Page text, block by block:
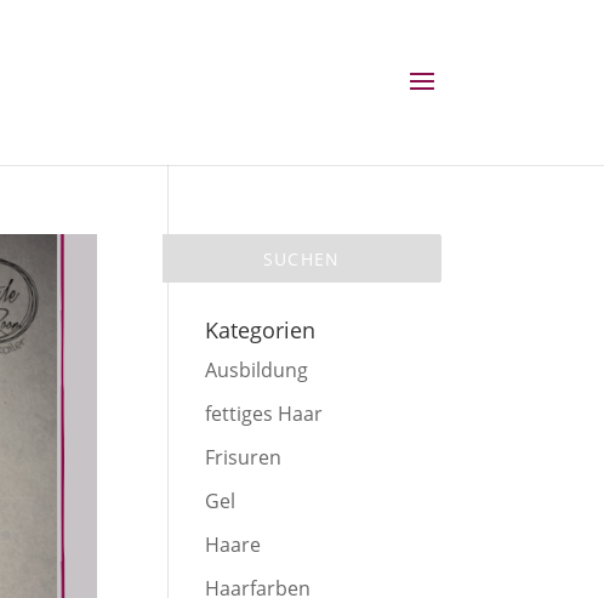
Kategorien
Ausbildung
fettiges Haar
Frisuren
Gel
Haare
Haarfarben